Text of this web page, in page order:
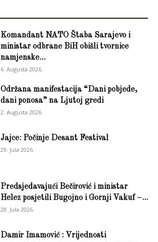
Komandant NATO Štaba Sarajevo i
ministar odbrane BiH obišli tvornice
namjenske...
6. Augusta 2026.
Održana manifestacija “Dani pobjede,
dani ponosa” na Ljutoj gredi
2. Augusta 2026.
Jajce: Počinje Desant Festival
29. Jula 2026.
Predsjedavajući Bečirović i ministar
Helez posjetili Bugojno i Gornji Vakuf –...
28. Jula 2026.
Damir Imamović : Vrijednosti